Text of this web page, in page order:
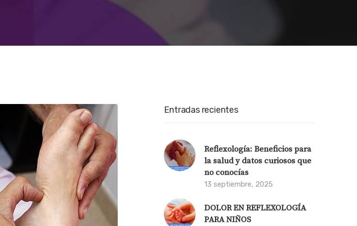
Entradas recientes
Reflexología: Beneficios para
la salud y datos curiosos que
no conocías
13 septiembre, 2025
DOLOR EN REFLEXOLOGÍA
PARA NIÑOS